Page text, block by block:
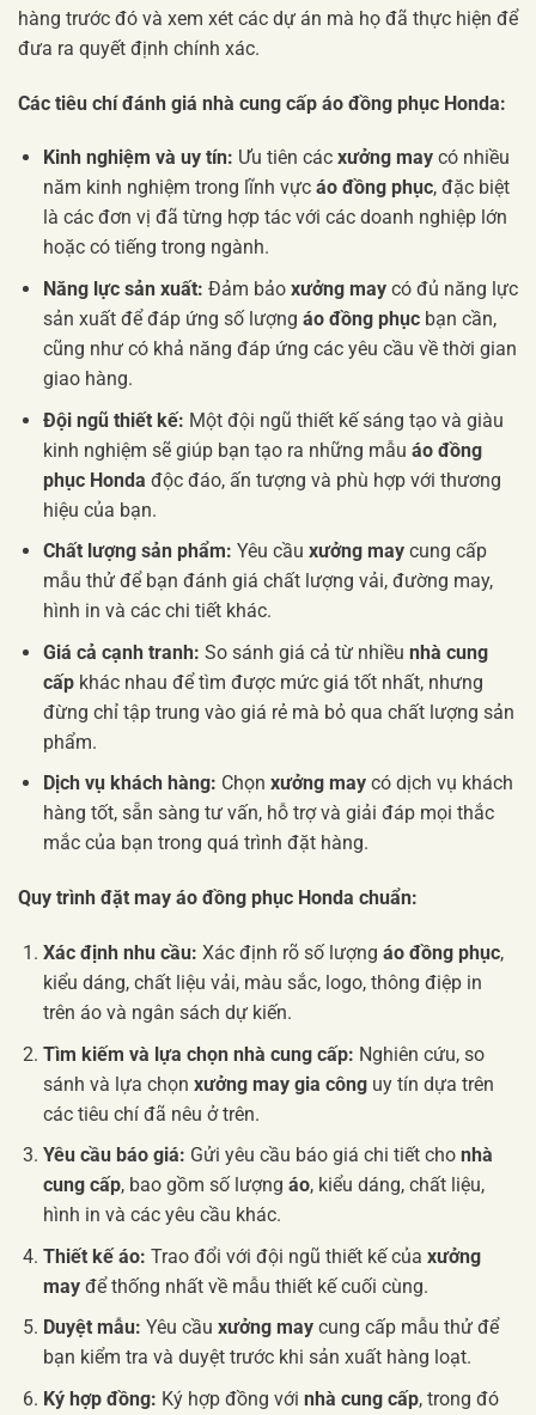
hàng trước đó và xem xét các dự án mà họ đã thực hiện để
đưa ra quyết định chính xác.
Các tiêu chí đánh giá nhà cung cấp áo đồng phục Honda:
Kinh nghiệm và uy tín: Ưu tiên các xưởng maycó nhiều
năm kinh nghiệm trong lĩnh vực áo đồng phục, đặc biệt
là các đơn vị đã từng hợp tác với các doanh nghiệp lớn
hoặc có tiếng trong ngành.
Năng lực sản xuất: Đảm bảo xưởng maycó đủ năng lực
sản xuất để đáp ứng số lượng áo đồng phụcbạn cần,
cũng như có khả năng đáp ứng các yêu cầu về thời gian
giao hàng.
Đội ngũ thiết kế: Một đội ngũ thiết kế sáng tạo và giàu
kinh nghiệm sẽ giúp bạn tạo ra những mẫu áo đồng
phục Honda độc đáo, ấn tượng và phù hợp với thương
hiệu của bạn.
Chất lượng sản phẩm: Yêu cầu xưởng maycung cấp
mẫu thử để bạn đánh giá chất lượng vải, đường may,
hình in và các chi tiết khác.
Giá cả cạnh tranh: So sánh giá cả từ nhiều nhà cung
cấpkhác nhau để tìm được mức giá tốt nhất, nhưng
đừng chỉ tập trung vào giá rẻ mà bỏ qua chất lượng sản
phẩm.
Dịch vụ khách hàng: Chọn xưởng maycó dịch vụ khách
hàng tốt, sẵn sàng tư vấn, hỗ trợ và giải đáp mọi thắc
mắc của bạn trong quá trình đặt hàng.
Quy trình đặt may áo đồng phục Honda chuẩn:
Xác định nhu cầu: Xác định rõ số lượng áo đồng phục,
kiểu dáng, chất liệu vải, màu sắc, logo, thông điệp in
trên áo và ngân sách dự kiến.
Tìm kiếm và lựa chọn nhà cung cấp: Nghiên cứu, so
sánh và lựa chọn xưởng may gia cônguy tín dựa trên
các tiêu chí đã nêu ở trên.
Yêu cầu báo giá: Gửi yêu cầu báo giá chi tiết cho nhà
cung cấp, bao gồm số lượng áo, kiểu dáng, chất liệu,
hình in và các yêu cầu khác.
Thiết kế áo: Trao đổi với đội ngũ thiết kế của xưởng
mayđể thống nhất về mẫu thiết kế cuối cùng.
Duyệt mẫu: Yêu cầu xưởng maycung cấp mẫu thử để
bạn kiểm tra và duyệt trước khi sản xuất hàng loạt.
Ký hợp đồng: Ký hợp đồng với nhà cung cấp, trong đó